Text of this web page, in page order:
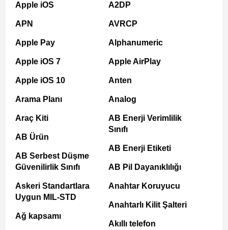
Apple iOS
APN
Apple Pay
Apple iOS 7
Apple iOS 10
Arama Planı
Araç Kiti
AB Ürün
AB Serbest Düşme
Güvenilirlik Sınıfı
Askeri Standartlara
Uygun MIL-STD
Ağ kapsamı
A2DP
AVRCP
Alphanumeric
Apple AirPlay
Anten
Analog
AB Enerji Verimlilik
Sınıfı
AB Enerji Etiketi
AB Pil Dayanıklılığı
Anahtar Koruyucu
Anahtarlı Kilit Şalteri
Akıllı telefon